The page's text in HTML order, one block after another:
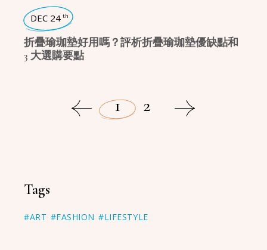
DEC 24 th
折疊瑜珈墊好用嗎？評析折疊瑜珈墊優缺點和
3 大選購要點
1 2
Tags
#ART #FASHION #LIFESTYLE